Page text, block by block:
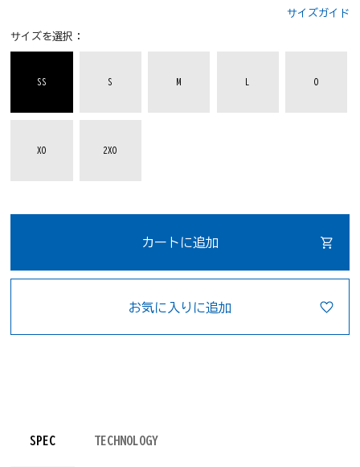
サイズガイド
サイズを選択：
SS S M O
XO 2XO
カートに追加
お気に入りに追加
SPEC TECHNOLOGY